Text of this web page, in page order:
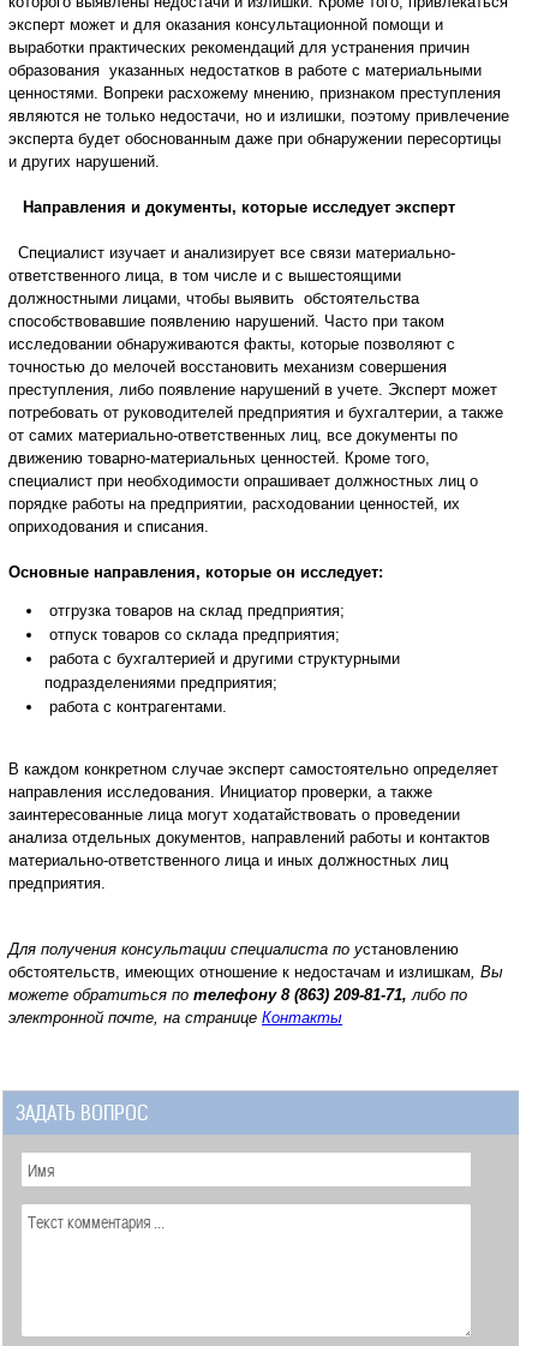
эксперт может и для оказания консультационной помощи и
выработки практических рекомендаций для устранения причин
образования указанных недостатков в работе с материальными
ценностями. Вопреки расхожему мнению, признаком преступления
являются не только недостачи, но и излишки, поэтому привлечение
эксперта будет обоснованным даже при обнаружении пересортицы
и других нарушений.
Направления и документы, которые исследует эксперт
Специалист изучает и анализирует все связи материально-
ответственного лица, в том числе и с вышестоящими
должностными лицами, чтобы выявить обстоятельства
способствовавшие появлению нарушений. Часто при таком
исследовании обнаруживаются факты, которые позволяют с
точностью до мелочей восстановить механизм совершения
преступления, либо появление нарушений в учете. Эксперт может
потребовать от руководителей предприятия и бухгалтерии, а также
от самих материально-ответственных лиц, все документы по
движению товарно-материальных ценностей. Кроме того,
специалист при необходимости опрашивает должностных лиц о
порядке работы на предприятии, расходовании ценностей, их
оприходования и списания.
Основные направления, которые он исследует:
отгрузка товаров на склад предприятия;
отпуск товаров со склада предприятия;
работа с бухгалтерией и другими структурными
подразделениями предприятия;
работа с контрагентами.
В каждом конкретном случае эксперт самостоятельно определяет
направления исследования. Инициатор проверки, а также
заинтересованные лица могут ходатайствовать о проведении
анализа отдельных документов, направлений работы и контактов
материально-ответственного лица и иных должностных лиц
предприятия.
Для получения консультации специалиста по установлению
обстоятельств, имеющих отношение к недостачам и излишкам, Вы
можете обратиться по телефону 8 (863) 209-81-71, либо по
электронной почте, на странице Контакты
ЗАДАТЬ ВОПРОС